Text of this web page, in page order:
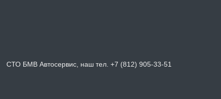
СТО БМВ Автосервис, наш тел. +7 (812) 905-33-51